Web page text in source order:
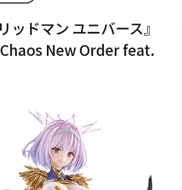
ッドマン ユニバース』
New Order feat.